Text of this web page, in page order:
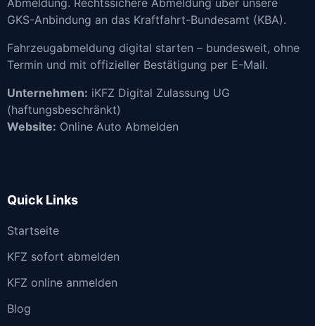
GKS-Anbindung an das Kraftfahrt-Bundesamt (KBA).
Fahrzeugabmeldung digital starten – bundesweit, ohne
Termin und mit offizieller Bestätigung per E-Mail.
Unternehmen: iKFZ Digital Zulassung UG
(haftungsbeschränkt)
Website: Online Auto Abmelden
Quick Links
Startseite
KFZ sofort abmelden
KFZ online anmelden
Blog